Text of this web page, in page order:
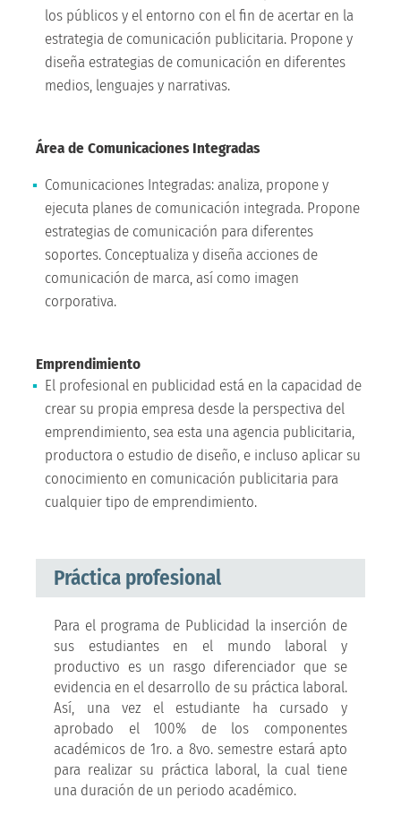
los públicos y el entorno con el fin de acertar en la
estrategia de comunicación publicitaria. Propone y
diseña estrategias de comunicación en diferentes
medios, lenguajes y narrativas.
Área de Comunicaciones Integradas
Comunicaciones Integradas: analiza, propone y
ejecuta planes de comunicación integrada. Propone
estrategias de comunicación para diferentes
soportes. Conceptualiza y diseña acciones de
comunicación de marca, así como imagen
corporativa.
Emprendimiento
El profesional en publicidad está en la capacidad de
crear su propia empresa desde la perspectiva del
emprendimiento, sea esta una agencia publicitaria,
productora o estudio de diseño, e incluso aplicar su
conocimiento en comunicación publicitaria para
cualquier tipo de emprendimiento.
Práctica profesional
Para el programa de Publicidad la inserción de
sus estudiantes en el mundo laboral y
productivo es un rasgo diferenciador que se
evidencia en el desarrollo de su práctica laboral.
Así, una vez el estudiante ha cursado y
aprobado el 100% de los componentes
académicos de 1ro. a 8vo. semestre estará apto
para realizar su práctica laboral, la cual tiene
una duración de un periodo académico.